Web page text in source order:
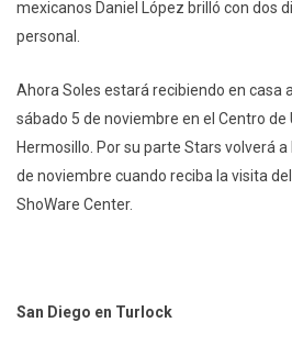
mexicanos Daniel López brilló con dos
personal.
Ahora Soles estará recibiendo en casa
sábado 5 de noviembre en el Centro de
Hermosillo. Por su parte Stars volverá
de noviembre cuando reciba la visita del
ShoWare Center.
San Diego en Turlock